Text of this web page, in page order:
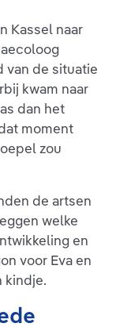
Kassel naar
van de situatie
kwam naar
dan het
moment
zou
de artsen
welke
en
voor Eva en
kindje.